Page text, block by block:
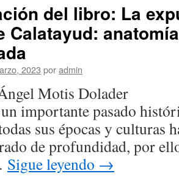
del libro: La
Calatayud:
2023 poradmin
Ángel Motis Dolader
importante pasado
sus épocas y culturas
de profundidad, por
Sigue leyendo →